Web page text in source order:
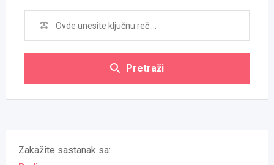
Pretraži
Zakažite sastanak sa: